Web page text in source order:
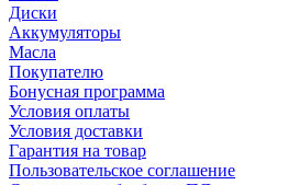
Диски
Аккумуляторы
Масла
Покупателю
Бонусная программа
Условия оплаты
Условия доставки
Гарантия на товар
Пользовательское соглашение